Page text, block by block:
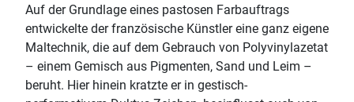
Auf der Grundlage eines pastosen Farbauftrags
entwickelte der französische Künstler eine ganz eigene
Maltechnik, die auf dem Gebrauch von Polyvinylazetat
– einem Gemisch aus Pigmenten, Sand und Leim –
beruht. Hier hinein kratzte er in gestisch-